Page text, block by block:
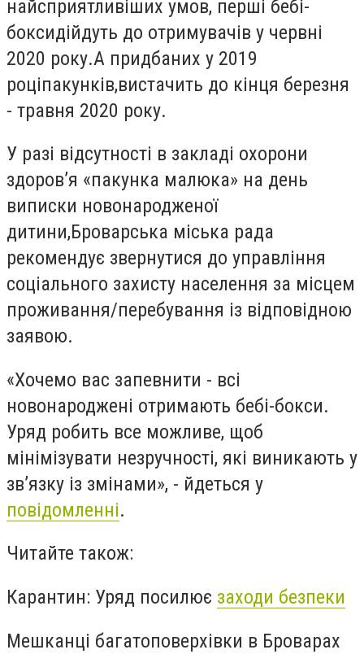
найсприятливіших умов, перші бебі-
боксидійдуть до отримувачів у червні
2020 року.А придбаних у 2019
роціпакунків,вистачить до кінця березня
- травня 2020 року.
У разі відсутності в закладі охорони
здоров’я «пакунка малюка» на день
виписки новонародженої
дитини,Броварська міська рада
рекомендує звернутися до управління
соціального захисту населення за місцем
проживання/перебування із відповідною
заявою.
«Хочемо вас запевнити - всі
новонароджені отримають бебі-бокси.
Уряд робить все можливе, щоб
мінімізувати незручності, які виникають у
зв’язку із змінами», - йдеться у
повідомленні.
Читайте також:
Карантин: Уряд посилює заходи безпеки
Мешканці багатоповерхівки в Броварах